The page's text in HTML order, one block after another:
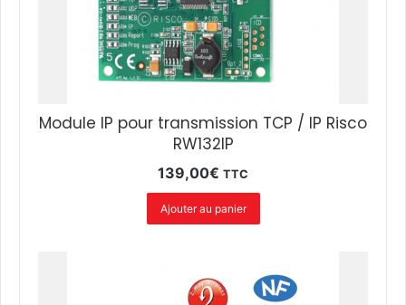
Module IP pour transmission TCP / IP Risco
RW132IP
139,00€ TTC
Ajouter au panier